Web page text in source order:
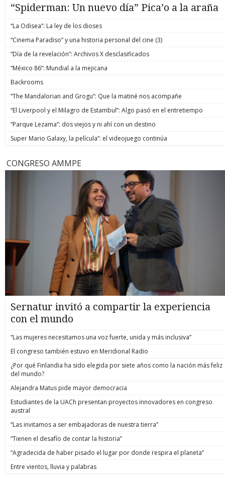
“Spiderman: Un nuevo día” Pica’o a la araña
“La Odisea”: La ley de los dioses
“Cinema Paradiso” y una historia personal del cine (3)
“Día de la revelación”: Archivos X desclasificados
“México 86”: Mundial a la mejicana
Backrooms
“The Mandalorian and Grogu”: Que la matiné nos acompañe
“El Liverpool y el Milagro de Estambul”: Algo pasó en el entretiempo
“Parque Lezama”: dos viejos y ni ahí con un destino
Super Mario Galaxy, la película”: el videojuego continúa
CONGRESO AMMPE
Sernatur invitó a compartir la experiencia
con el mundo
“Las mujeres necesitamos una voz fuerte, unida y más inclusiva”
El congreso también estuvo en Meridional Radio
¿Por qué Finlandia ha sido elegida por siete años como la nación más feliz
del mundo?
Alejandra Matus pide mayor democracia
Estudiantes de la UACh presentan proyectos innovadores en congreso
austral
“Las invitamos a ser embajadoras de nuestra tierra”
“Tienen el desafío de contar la historia”
“Agradecida de haber pisado el lugar por donde respira el planeta”
Entre vientos, lluvia y palabras